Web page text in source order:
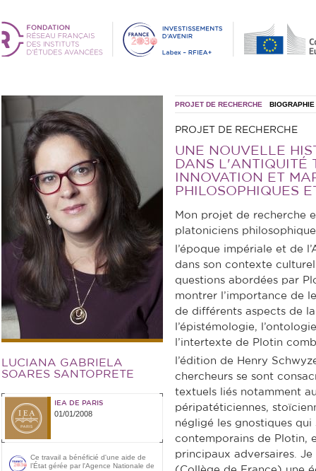
LUCIANA GABRIELA
SOARES SANTOPRETE
IEA DE PARIS
01/01/2008
Ce travail a bénéficié d'une aide de
l’État gérée par l'Agence Nationale de
PROJET DE RECHERCHE BIOGRAPHIE
PROJET DE RECHERCHE
UNE NOUVELLE
DANS L'ANTIQUITÉ
INNOVATION ET
PHILOSOPHIQUES
Mon projet de recherche
platoniciens
l’époque impériale et de
dans son contexte
questions abordées par
montrer l’importance de
de différents aspects de
l’épistémologie,
l’intertexte de Plotin
l’édition de Henry
chercheurs se sont
textuels liés notamment
péripatéticiennes,
négligé les gnostiques
contemporains de Plotin,
principaux adversaires.